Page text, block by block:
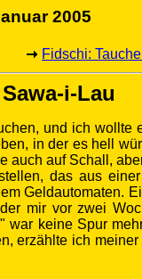
2005
Fidschi:
i-Lau
und ich
in der es hell
auf Schall,
das aus
Geldautomaten.
mir vor zwei
keine Spur
erzählte ich